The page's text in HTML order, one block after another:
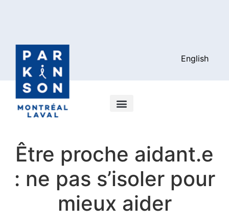
English
Être proche aidant.e
: ne pas s’isoler pour
mieux aider